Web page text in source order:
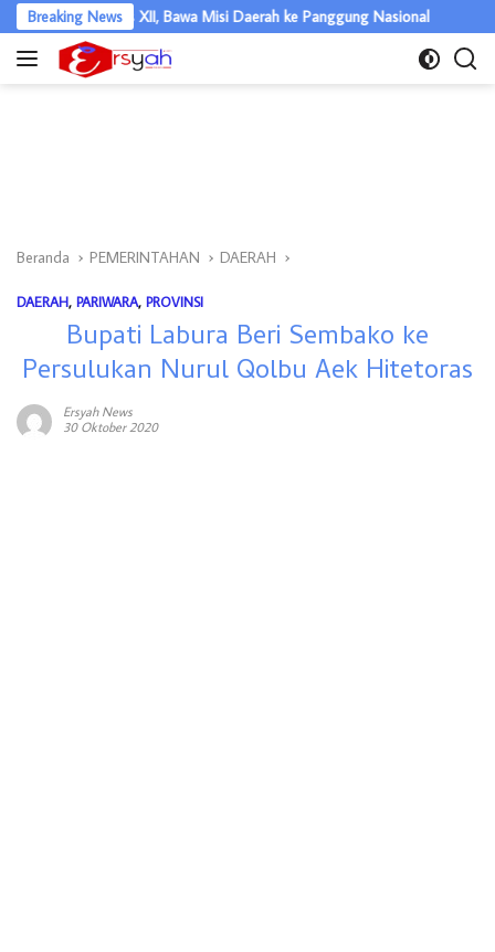
Langsung
ke
Breaking News
XII, Bawa Misi Daerah ke Panggung Nasional Semarak
Beranda PEMERINTAHAN DAERAH
DAERAH, PARIWARA, PROVINSI
Bupati Labura Beri Sembako ke
Persulukan Nurul Qolbu Aek Hitetoras
Ersyah News
30 Oktober 2020